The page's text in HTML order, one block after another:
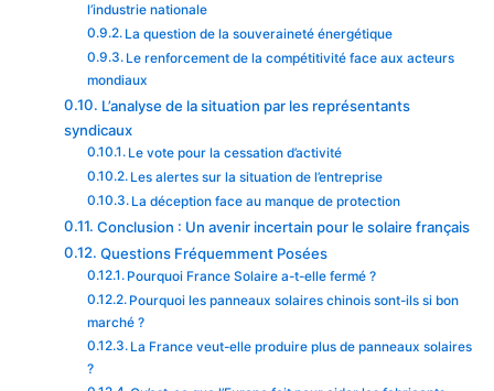
l’industrie nationale
La question de la souveraineté énergétique
Le renforcement de la compétitivité face aux acteurs
mondiaux
L’analyse de la situation par les représentants
syndicaux
Le vote pour la cessation d’activité
Les alertes sur la situation de l’entreprise
La déception face au manque de protection
Conclusion : Un avenir incertain pour le solaire français
Questions Fréquemment Posées
Pourquoi France Solaire a-t-elle fermé ?
Pourquoi les panneaux solaires chinois sont-ils si bon
marché ?
La France veut-elle produire plus de panneaux solaires
?